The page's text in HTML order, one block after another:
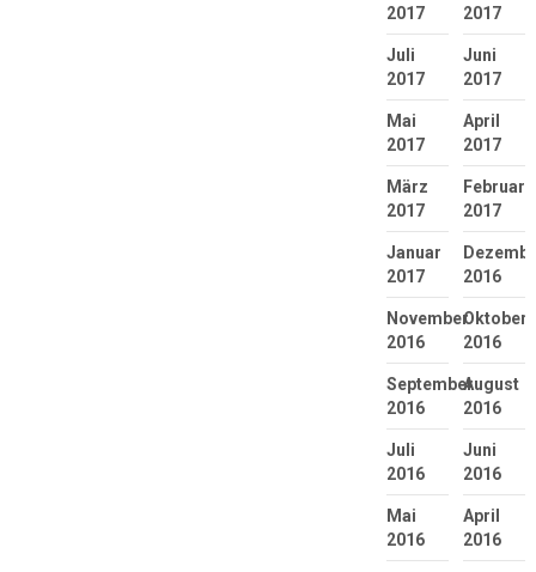
2017
2017
Juli
2017
Juni
2017
Mai
2017
April
2017
März
2017
Februar
2017
Januar
2017
2016
November
2016
Oktober
2016
September
2016
August
2016
Juli
2016
Juni
2016
Mai
2016
April
2016